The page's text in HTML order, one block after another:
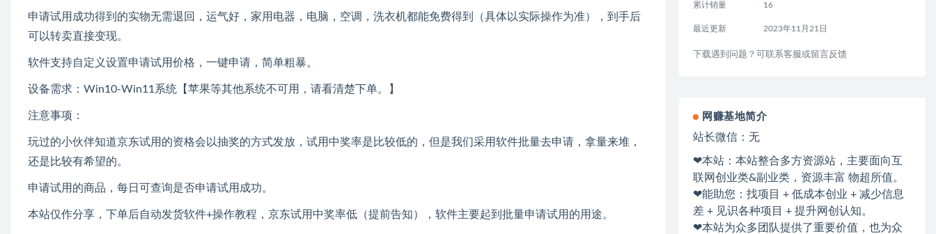
申请试用成功得到的实物无需退回，运气好，家用电器，电脑，空调，洗衣机都能免费得到（具体以实际操作为准），到手后
可以转卖直接变现。
软件支持自定义设置申请试用价格，一键申请，简单粗暴。
设备需求：Win10-Win11系统【苹果等其他系统不可用，请看清楚下单。】
注意事项：
玩过的小伙伴知道京东试用的资格会以抽奖的方式发放，试用中奖率是比较低的，但是我们采用软件批量去申请，拿量来堆，
还是比较有希望的。
申请试用的商品，每日可查询是否申请试用成功。
本站仅作分享，下单后自动发货软件+操作教程，京东试用中奖率低（提前告知），软件主要起到批量申请试用的用途。
累计销量 16
最近更新 2023年11月21日
下载遇到问题？可联系客服或留言反馈
网赚基地简介
站长微信：无
❤本站：本站整合多方资源站，主要面向互
联网创业类&副业类，资源丰富 物超所值。
❤能助您：找项目 + 低成本创业 + 减少信息
差 + 见识各种项目 + 提升网创认知。
❤本站为众多团队提供了重要价值，也为众